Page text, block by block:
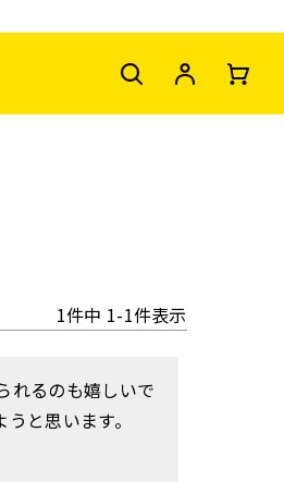
1件中 1-1件表示
れるのも嬉しいで
と思います。